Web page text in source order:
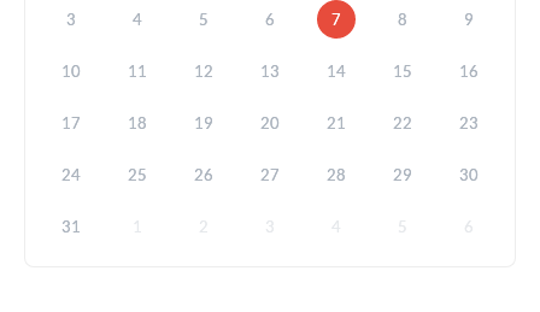
3 4 5 6 7 8 9
10 11 12 13 14 15 16
17 18 19 20 21 22 23
24 25 26 27 28 29 30
31 1 2 3 4 5 6